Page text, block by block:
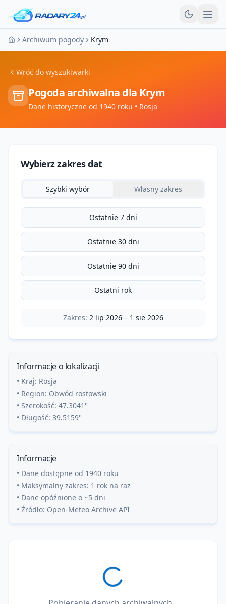
Strona główna
Archiwum pogody Krym
Wróć do wyszukiwarki
Pogoda archiwalna dla Krym
Dane historyczne od 1940 roku • Rosja
Wybierz zakres dat
Szybki wybór Własny zakres
Ostatnie 7 dni
Ostatnie 30 dni
Ostatnie 90 dni
Ostatni rok
Zakres: 2 lip 2026– 1 sie 2026
Informacje o lokalizacji
• Kraj: Rosja
• Region: Obwód rostowski
• Szerokość: 47.3041°
• Długość: 39.5159°
Informacje
• Dane dostępne od 1940 roku
• Maksymalny zakres: 1 rok na raz
• Dane opóźnione o ~5 dni
• Źródło: Open-Meteo Archive API